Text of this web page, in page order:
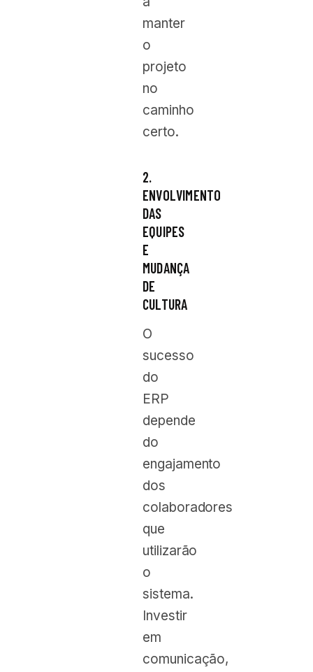
manter
o
projeto
no
caminho
certo.
2.
ENVOLVIMENTO
DAS
EQUIPES
E
MUDANÇA
DE
CULTURA
O
sucesso
do
ERP
depende
do
engajamento
dos
colaboradores
que
utilizarão
o
sistema.
Investir
em
comunicação,